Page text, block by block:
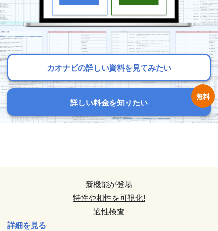
カオナビの詳しい資料を見てみたい
詳しい料金を知りたい
カオナビの詳しい資料を見てみたい
詳しい料金を知りたい
カオナビの詳しい資料を見てみたい
詳しい料金を知りたい
新機能が登場
特性や相性を可視化!
適性検査
詳細を見る